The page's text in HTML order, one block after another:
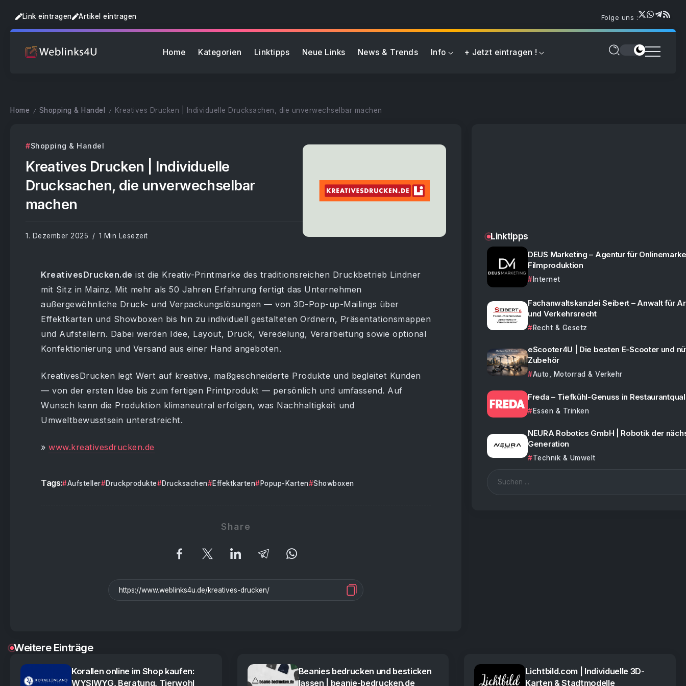
Link eintragen Artikel eintragen Folge uns :
Home Kategorien Linktipps Neue Links News & Trends Info + Jetzt eintragen !
Home / Shopping & Handel / Kreatives Drucken | Individuelle Drucksachen, die unverwechselbar machen
Shopping & Handel
Kreatives Drucken | Individuelle
Drucksachen, die unverwechselbar
machen
1. Dezember 2025 1 Min Lesezeit
KreativesDrucken.de ist die Kreativ-Printmarke des traditionsreichen Druckbetrieb Lindner
mit Sitz in Mainz. Mit mehr als 50 Jahren Erfahrung fertigt das Unternehmen
außergewöhnliche Druck- und Verpackungslösungen — von 3D-Pop-up-Mailings über
Effektkarten und Showboxen bis hin zu individuell gestalteten Ordnern, Präsentationsmappen
und Aufstellern. Dabei werden Idee, Layout, Druck, Veredelung, Verarbeitung sowie optional
Konfektionierung und Versand aus einer Hand angeboten.
KreativesDrucken legt Wert auf kreative, maßgeschneiderte Produkte und begleitet Kunden
— von der ersten Idee bis zum fertigen Printprodukt — persönlich und umfassend. Auf
Wunsch kann die Produktion klimaneutral erfolgen, was Nachhaltigkeit und
Umweltbewusstsein unterstreicht.
» www.kreativesdrucken.de
Tags: Aufsteller Druckprodukte Drucksachen Effektkarten Popup-Karten Showboxen
Share
Linktipps
DEUS Marketing – Agentur für
Filmproduktion
Internet
Fachanwaltskanzlei Seibert – Anwalt für
und Verkehrsrecht
Recht & Gesetz
eScooter4U | Die besten E-Scooter und
Zubehör
Auto, Motorrad & Verkehr
Freda – Tiefkühl-Genuss in
Essen & Trinken
NEURA Robotics GmbH | Robotik der
Generation
Technik & Umwelt
Weitere Einträge
Korallen online im Shop kaufen:
WYSIWYG, Beratung, Tierwohl
Beanies bedrucken und besticken
lassen | beanie-bedrucken.de
Lichtbild.com | Individuelle 3D-
Karten & Stadtmodelle